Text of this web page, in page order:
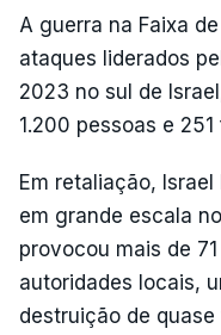
A guerra na Faixa
ataques liderados
2023 no sul de
1.200 pessoas e
Em retaliação,
em grande escala
provocou mais de
autoridades locais,
destruição de